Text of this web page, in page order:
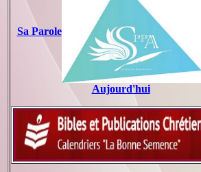
Sa Parole
Aujourd'hui